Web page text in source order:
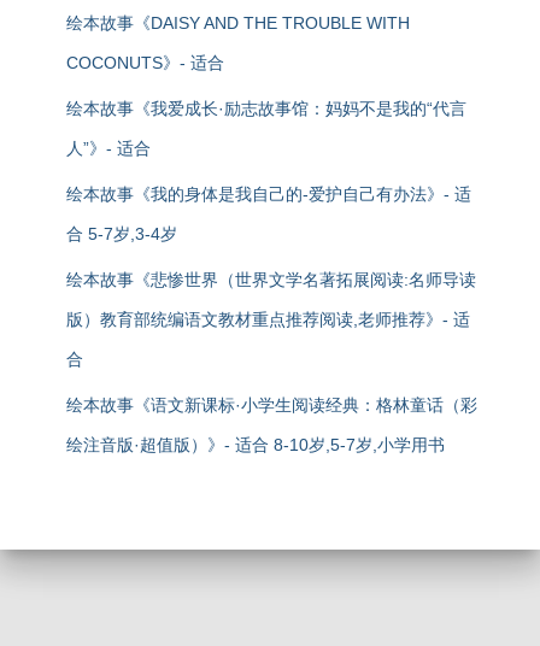
绘本故事《DAISY AND THE TROUBLE WITH
COCONUTS》- 适合
绘本故事《我爱成长·励志故事馆：妈妈不是我的“代言
人”》- 适合
绘本故事《我的身体是我自己的-爱护自己有办法》- 适
合 5-7岁,3-4岁
绘本故事《悲惨世界（世界文学名著拓展阅读:名师导读
版）教育部统编语文教材重点推荐阅读,老师推荐》- 适
合
绘本故事《语文新课标·小学生阅读经典：格林童话（彩
绘注音版·超值版）》- 适合 8-10岁,5-7岁,小学用书